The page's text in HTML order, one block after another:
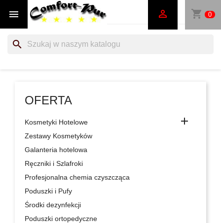
 shopping_cart 0

search
OFERTA
Kosmetyki Hotelowe 
Zestawy Kosmetyków
Galanteria hotelowa
Ręczniki i Szlafroki
Profesjonalna chemia czyszcząca
Poduszki i Pufy
Środki dezynfekcji
Poduszki ortopedyczne